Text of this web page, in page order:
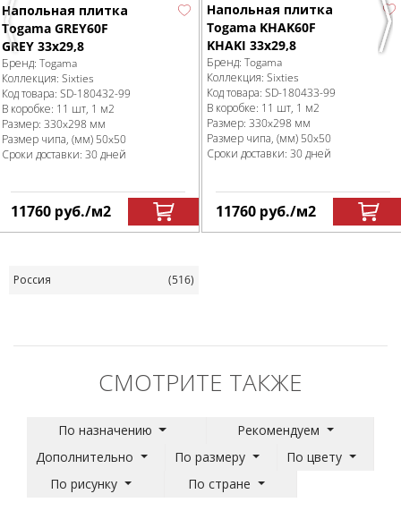
Previous
Напольная плитка
Togama GREY60F
GREY 33x29,8
Бренд: Togama
Коллекция: Sixties
Код товара: SD-180432-99
В коробке: 11 шт, 1 м2
Размер: 330x298 мм
Размер чипа, (мм) 50x50
Сроки доставки: 30 дней
11760 руб./м2
Напольная плитка
Togama KHAK60F
KHAKI 33x29,8
Бренд: Togama
Коллекция: Sixties
Код товара: SD-180433-99
В коробке: 11 шт, 1 м2
Размер: 330x298 мм
Размер чипа, (мм) 50x50
Сроки доставки: 30 дней
11760 руб./м2
Россия (516)
СМОТРИТЕ ТАКЖЕ
По назначению
Рекомендуем
Дополнительно
По размеру
По цвету
По рисунку
По стране